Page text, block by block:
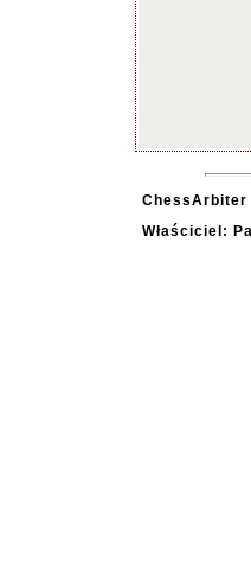
ChessArbiter
Właściciel: